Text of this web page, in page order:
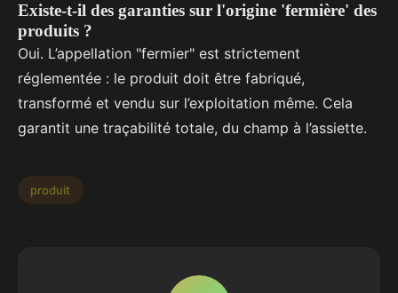
Existe-t-il des garanties sur l'origine 'fermière' des
produits ?
Oui. L’appellation "fermier" est strictement
réglementée : le produit doit être fabriqué,
transformé et vendu sur l’exploitation même. Cela
garantit une traçabilité totale, du champ à l’assiette.
produit